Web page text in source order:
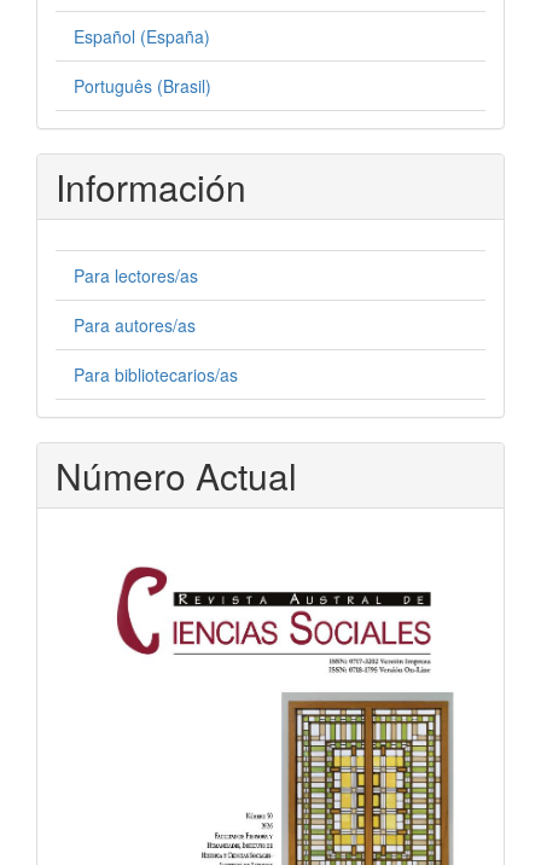
Español (España)
Português (Brasil)
Información
Para lectores/as
Para autores/as
Para bibliotecarios/as
Número Actual